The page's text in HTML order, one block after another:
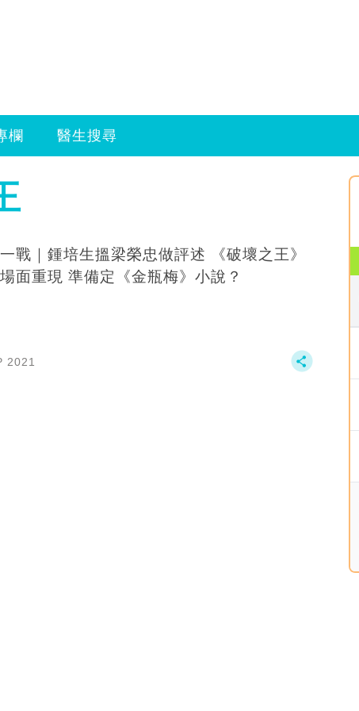
欄 醫生搜尋
戰｜鍾培生搵梁榮忠做評述 《破壞之王》
面重現 準備定《金瓶梅》小說？
2021